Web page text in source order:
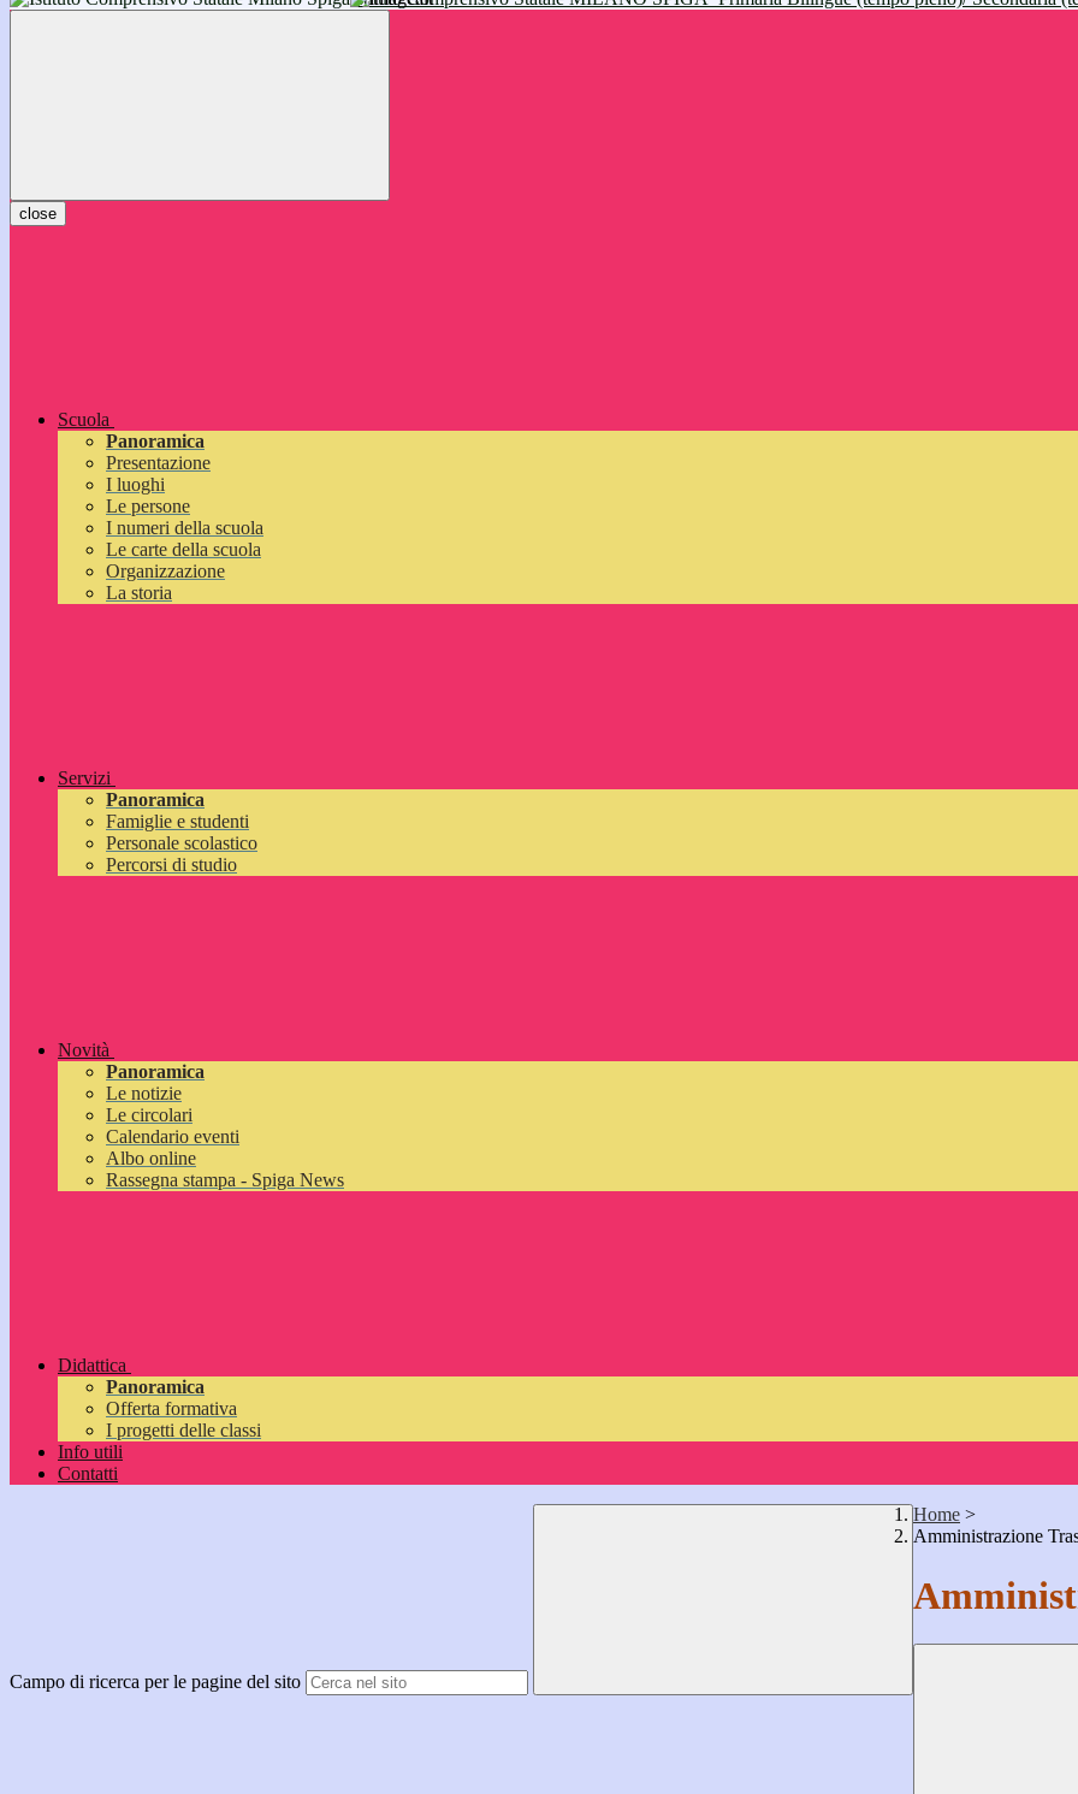
inizieranno il 14 settembre 2026: vi aspettiamo!
close
Scuola
Panoramica
Presentazione
I luoghi
Le persone
I numeri della scuola
Le carte della scuola
Organizzazione
La storia
Servizi
Panoramica
Famiglie e studenti
Personale scolastico
Percorsi di studio
Novità
Panoramica
Le notizie
Le circolari
Calendario eventi
Albo online
Rassegna stampa - Spiga News
Didattica
Panoramica
Offerta formativa
I progetti delle classi
Info utili
Contatti
Campo di ricerca per le pagine del sito
Home >
Amministrazione